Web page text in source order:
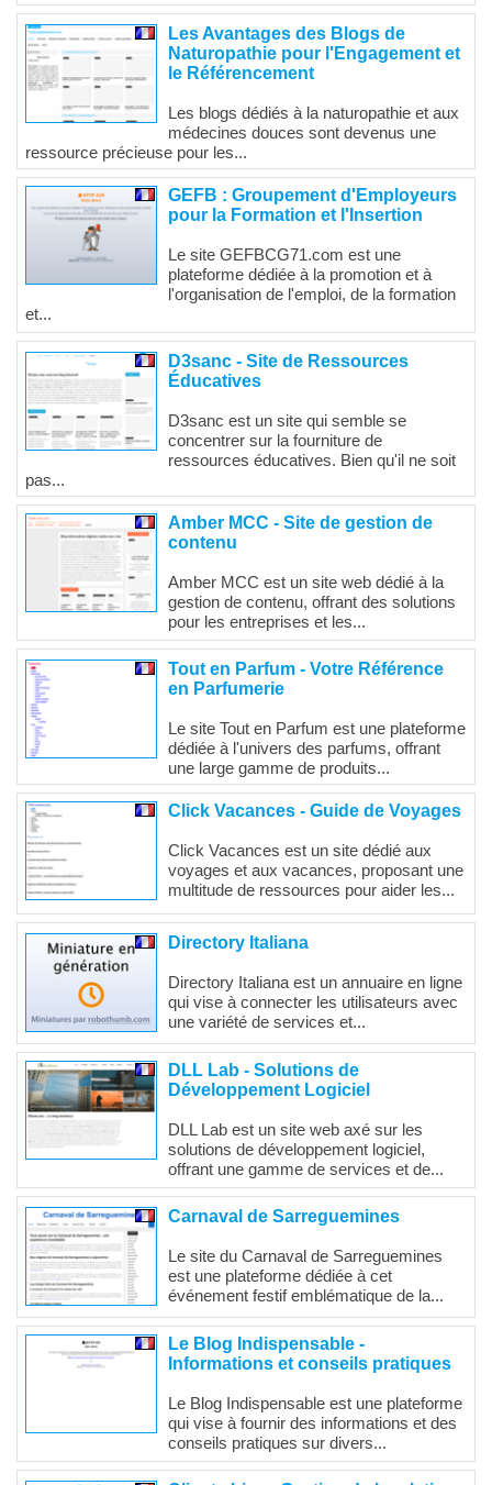
Les Avantages des Blogs de
Naturopathie pour l'Engagement et
le Référencement
Les blogs dédiés à la naturopathie et aux
médecines douces sont devenus une
ressource précieuse pour les...
GEFB : Groupement d'Employeurs
pour la Formation et l'Insertion
Le site GEFBCG71.com est une
plateforme dédiée à la promotion et à
l'organisation de l'emploi, de la formation
et...
D3sanc - Site de Ressources
Éducatives
D3sanc est un site qui semble se
concentrer sur la fourniture de
ressources éducatives. Bien qu'il ne soit
pas...
Amber MCC - Site de gestion de
contenu
Amber MCC est un site web dédié à la
gestion de contenu, offrant des solutions
pour les entreprises et les...
Tout en Parfum - Votre Référence
en Parfumerie
Le site Tout en Parfum est une plateforme
dédiée à l'univers des parfums, offrant
une large gamme de produits...
Click Vacances - Guide de Voyages
Click Vacances est un site dédié aux
voyages et aux vacances, proposant une
multitude de ressources pour aider les...
Directory Italiana
Directory Italiana est un annuaire en ligne
qui vise à connecter les utilisateurs avec
une variété de services et...
DLL Lab - Solutions de
Développement Logiciel
DLL Lab est un site web axé sur les
solutions de développement logiciel,
offrant une gamme de services et de...
Carnaval de Sarreguemines
Le site du Carnaval de Sarreguemines
est une plateforme dédiée à cet
événement festif emblématique de la...
Le Blog Indispensable -
Informations et conseils pratiques
Le Blog Indispensable est une plateforme
qui vise à fournir des informations et des
conseils pratiques sur divers...